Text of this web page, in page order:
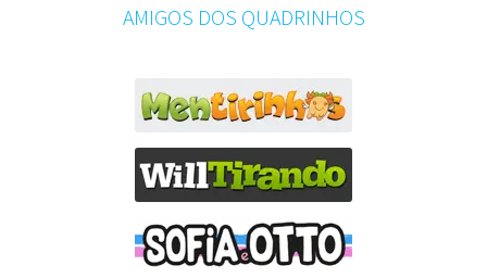
AMIGOS DOS QUADRINHOS